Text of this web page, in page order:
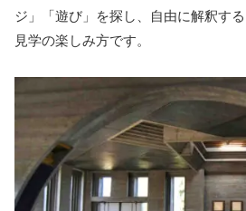
ジ」「遊び」を探し、自由に解釈す
見学の楽しみ方です。